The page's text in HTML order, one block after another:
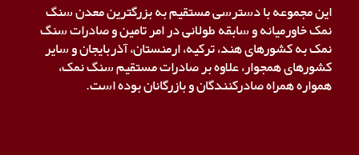
این مجموعه با دسترسی مستقیم به بزرگترین معدن سنگ
نمک خاورمیانه و سابقه طولانی در امر تامین و صادرات سنگ
نمک به کشورهای هند، ترکیه، ارمنستان، آذربایجان و سایر
کشورهای همجوار، علاوه بر صادرات مستقیم سنگ نمک،
همواره همراه صادرکنندگان و بازرگانان بوده است.